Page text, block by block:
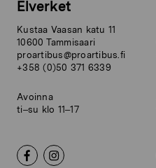
Elverket
Kustaa Vaasan katu 11
10600 Tammisaari
proartibus@proartibus.fi
+358 (0)50 371 6339
Avoinna
ti–su klo 11–17